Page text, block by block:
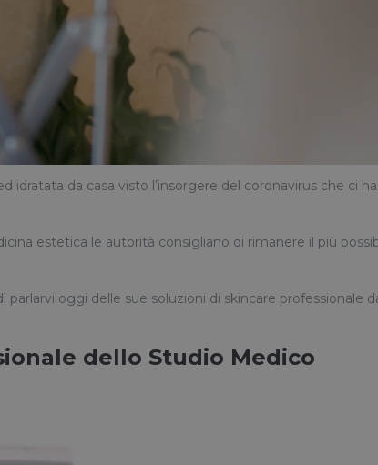
da casa visto l’insorgere del coronavirus che ci ha
estetica le autorità consigliano di rimanere il più
oggi delle sue soluzioni di skincare professionale
dello Studio Medico